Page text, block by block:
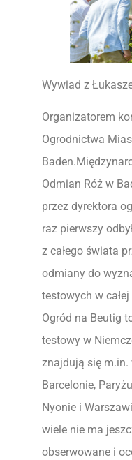
Wywiad z
Organizatorem
Ogrodnictwa
Odmian Róż w
przez dyrektora
raz pierwszy
z całego świata
odmiany do
testowych w całej
Ogród na Beutig
testowy w
znajdują się m.in.
Barcelonie,
Nyonie i
wiele nie ma
obserwowane i